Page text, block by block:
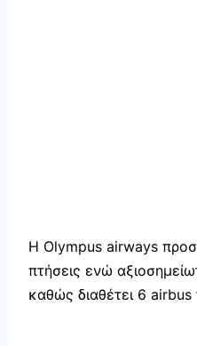
Η Olympus airways
πτήσεις ενώ
καθώς διαθέτει 6